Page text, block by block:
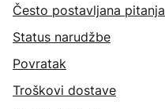
Često postavljana pitanja
Status narudžbe
Povratak
Troškovi dostave